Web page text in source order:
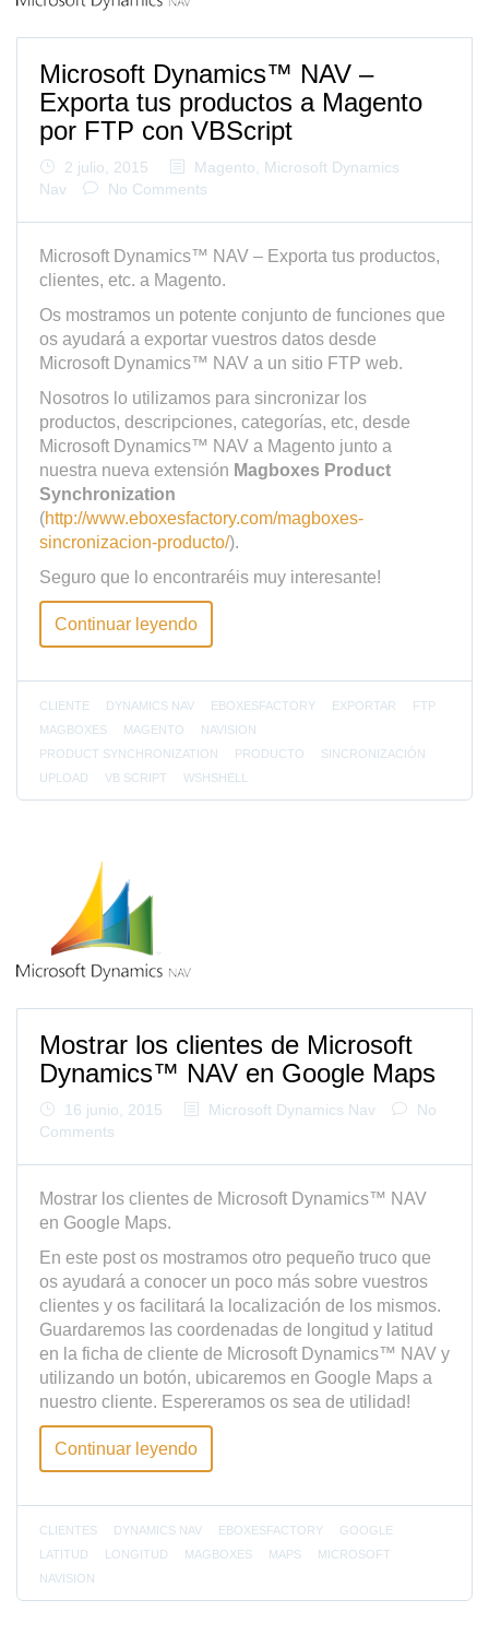
Microsoft Dynamics™ NAV –
Exporta tus productos a Magento
por FTP con VBScript
2 julio, 2015 Magento
Microsoft Dynamics
Nav
No Comments
Microsoft Dynamics™ NAV – Exporta tus productos,
clientes, etc. a Magento.
Os mostramos un potente conjunto de funciones que
os ayudará a exportar vuestros datos desde
Microsoft Dynamics™ NAV a un sitio FTP web.
Nosotros lo utilizamos para sincronizar los
productos, descripciones, categorías, etc, desde
Microsoft Dynamics™ NAV a Magento junto a
nuestra nueva extensión Magboxes Product
Synchronization
(http://www.eboxesfactory.com/magboxes-
sincronizacion-producto/).
Seguro que lo encontraréis muy interesante!
Continuar leyendo
CLIENTE DYNAMICS NAV EBOXESFACTORY EXPORTAR
FTP
MAGBOXES
MAGENTO
NAVISION
PRODUCT SYNCHRONIZATION
PRODUCTO
SINCRONIZACIÓN
UPLOAD
VB SCRIPT WSHSHELL
Mostrar los clientes de Microsoft
Dynamics™ NAV en Google Maps
16 junio, 2015 Microsoft Dynamics Nav
No
Comments
Mostrar los clientes de Microsoft Dynamics™ NAV
en Google Maps.
En este post os mostramos otro pequeño truco que
os ayudará a conocer un poco más sobre vuestros
clientes y os facilitará la localización de los mismos.
Guardaremos las coordenadas de longitud y latitud
en la ficha de cliente de Microsoft Dynamics™ NAV y
utilizando un botón, ubicaremos en Google Maps a
nuestro cliente. Espereramos os sea de utilidad!
Continuar leyendo
CLIENTES DYNAMICS NAV EBOXESFACTORY
GOOGLE
LATITUD
LONGITUD MAGBOXES MAPS
MICROSOFT
NAVISION